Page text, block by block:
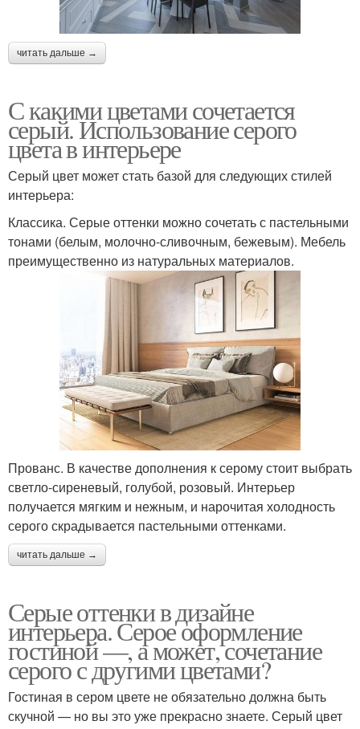
читать дальше →
С какими цветами сочетается
серый. Использование серого
цвета в интерьере
Серый цвет может стать базой для следующих стилей
интерьера:
Классика. Серые оттенки можно сочетать с пастельными
тонами (белым, молочно-сливочным, бежевым). Мебель
преимущественно из натуральных материалов.
Прованс. В качестве дополнения к серому стоит выбрать
светло-сиреневый, голубой, розовый. Интерьер
получается мягким и нежным, и нарочитая холодность
серого скрадывается пастельными оттенками.
читать дальше →
Серые оттенки в дизайне
интерьера. Серое оформление
гостиной —, а может, сочетание
серого с другими цветами?
Гостиная в сером цвете не обязательно должна быть
скучной — но вы это уже прекрасно знаете. Серый цвет